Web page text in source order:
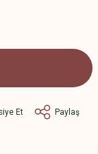
Et Paylaş